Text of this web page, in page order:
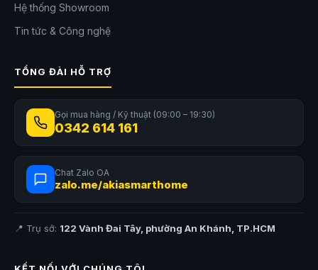
Đèn tiêu điểm bẻ góc
Công suất: 6W
Nhiệt độ màu: 2700K～6000K
Hệ thống Showroom
Tin tức & Công nghệ
TỔNG ĐÀI HỖ TRỢ
Gọi mua hàng / Kỹ thuật (09:00 – 19:30)
0342 614 161
Chat Zalo OA
zalo.me/akiasmarthome
📍 Trụ sở: 122 Vành Đai Tây, phường An Khánh, TP.HCM